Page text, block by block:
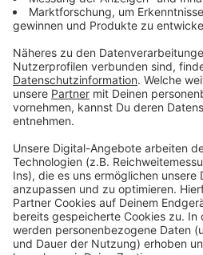
Wir verwenden
Drittanbieters, um
einzubetten. Dieser
Daten zu Ihren
sammeln. Bitte
Details durch und
Nutzung des Service
Video
Mehr
powered by
Irgendwie geht Harry Potter
Anzeige